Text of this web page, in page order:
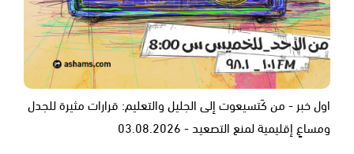
اول خبر - من كَتسيعوت إلى الجليل والتعليم: قرارات مثيرة للجدل
ومساعٍ إقليمية لمنع التصعيد - 03.08.2026